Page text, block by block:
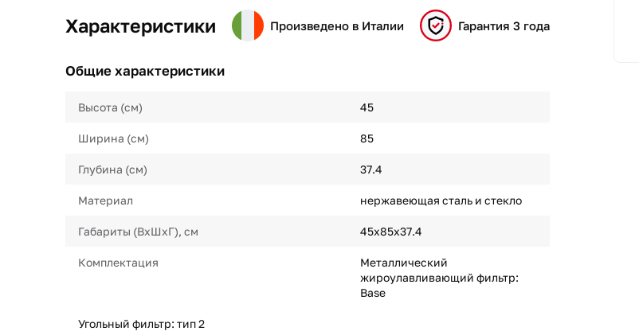
Характеристики Произведено в Италии Гарантия 3 года
Общие характеристики
Высота (см) 45
Ширина (см) 85
Глубина (см) 37.4
Материал нержавеющая сталь и стекло
Габариты (ВхШхГ), см 45x85x37.4
Комплектация
Металлический
жироулавливающий фильтр:
Base
Угольный фильтр: тип 2